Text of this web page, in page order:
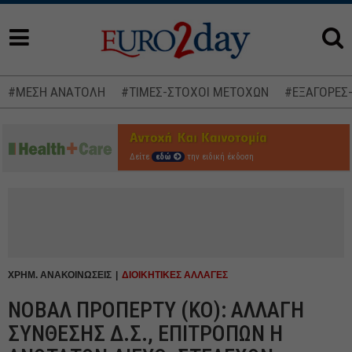
#ΜΕΣΗ ΑΝΑΤΟΛΗ #ΤΙΜΕΣ-ΣΤΟΧΟΙ ΜΕΤΟΧΩΝ
Δείτε εδώ την ειδική έκδοση
ΧΡΗΜ. ΑΝΑΚΟΙΝΩΣΕΙΣ ΔΙΟΙΚΗΤΙΚΕΣ ΑΛΛΑΓΕΣ
ΝΟΒΑΛ ΠΡΟΠΕΡΤΥ (ΚΟ): ΑΛΛΑΓΗ
ΣΥΝΘΕΣΗΣ Δ.Σ., ΕΠΙΤΡΟΠΩΝ Η